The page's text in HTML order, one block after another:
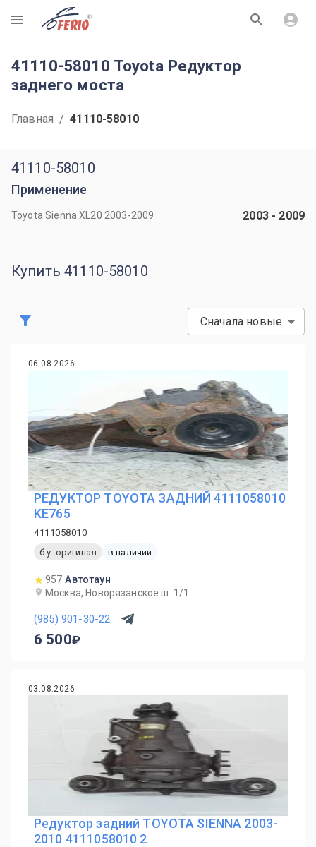
R
41110-58010 Toyota Редуктор
заднего моста
Главная / 41110-58010
41110-58010
Применение
Toyota Sienna XL20 2003-2009 2003- 2009
Купить 41110-58010
Сначала новые
06.08.2026
РЕДУКТОР TOYOTA ЗАДНИЙ 4111058010
KE765
4111058010
б.у. оригинал
в наличии
957 Автотаун
Москва, Новорязанское ш. 1/1
(985) 901-30-22
6 500
03.08.2026
Редуктор задний TOYOTA SIENNA 2003-
2010 4111058010 2